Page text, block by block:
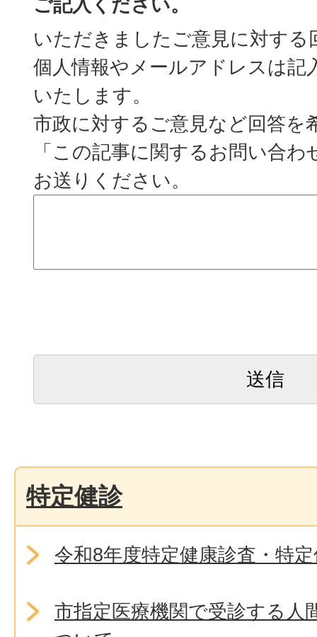
ご記入ください。
いただきましたご意見に対する
個人情報やメールアドレスは記
いたします。
市政に対するご意見など回答を
「この記事に関するお問い合
お送りください。
特定健診
令和8年度特定健康診査・特
市指定医療機関で受診する人